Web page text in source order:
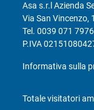
Asa s.r.l Azienda
Via San Vincenzo,
Tel.0039 071
P.IVA
Informativa sulla
Totale visitatori